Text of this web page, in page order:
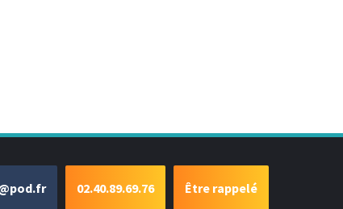
Être rappelé
02.40.89.69.76